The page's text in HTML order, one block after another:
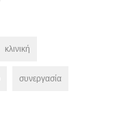
κλινική
συνεργασία